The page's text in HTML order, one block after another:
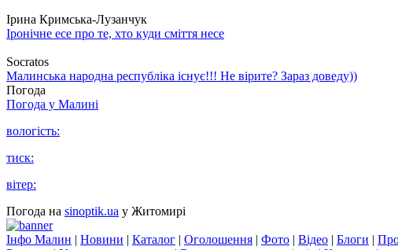
Ірина Кримська-Лузанчук
Іронічне есе про те, хто куди сміття несе
Socratos
Малинська народна республіка існує!!! Не вірите? Зараз доведу))
Погода
Погода у Малині
вологість:
тиск:
вітер:
Погода на sinoptik.ua у Житомирі
Інфо Малин | Новини | Каталог | Оголошення | Фото | Відео | Блоги |